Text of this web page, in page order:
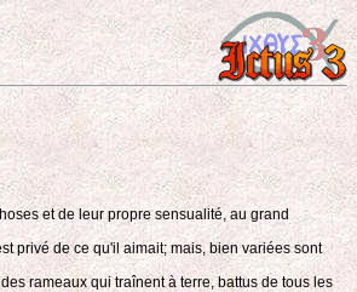
et de leur propre sensualité, au grand
privé de ce qu'il aimait; mais, bien variées sont
rameaux qui traînent à terre, battus de tous les